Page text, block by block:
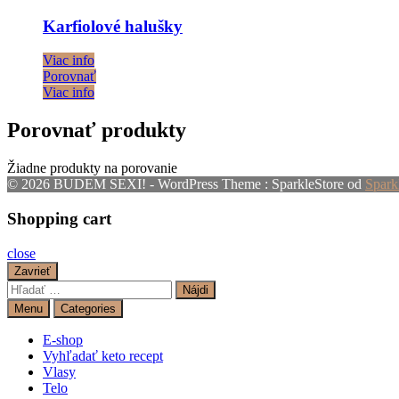
Karfiolové halušky
Viac info
Porovnať
Viac info
Porovnať produkty
Žiadne produkty na porovanie
© 2026 BUDEM SEXI! - WordPress Theme : SparkleStore od
Shopping cart
close
Zavrieť
Hľadať:
Menu Categories
E-shop
Vyhľadať keto recept
Vlasy
Telo